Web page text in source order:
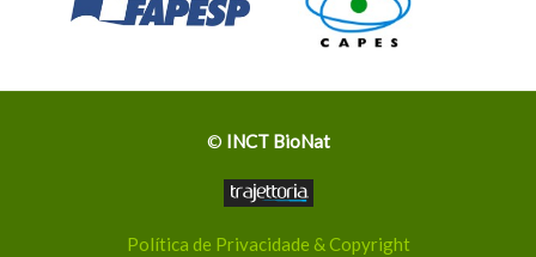
© INCT BioNat
Política de Privacidade & Copyright